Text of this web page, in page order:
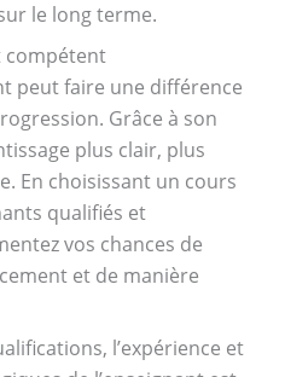
le long terme.
compétent
peut faire une différence
Grâce à son
plus clair, plus
En choisissant un cours
qualifiés et
vos chances de
et de manière
l’expérience et